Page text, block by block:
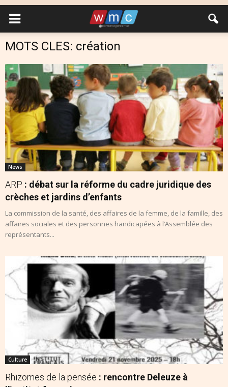
MOTS CLES: création
News
ARP : débat sur la réforme du cadre juridique des
crèches et jardins d’enfants
La commission de la santé, des affaires de la femme, de la famille, des
affaires sociales et des personnes handicapées à l’Assemblée des
représentants...
Culture
Rhizomes de la pensée : rencontre Deleuze à